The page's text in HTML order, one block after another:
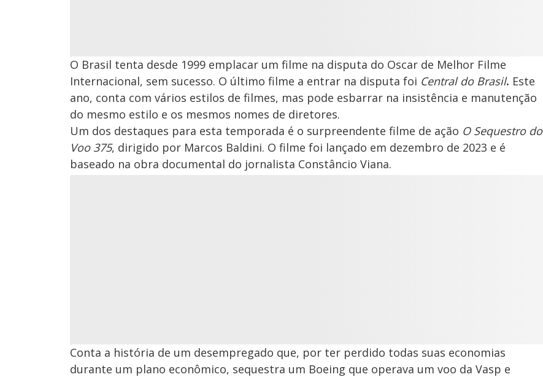
O Brasil tenta desde 1999 emplacar um filme na disputa do Oscar de Melhor Filme
Internacional, sem sucesso. O último filme a entrar na disputa foi Central do Brasil. Este
ano, conta com vários estilos de filmes, mas pode esbarrar na insistência e manutenção
do mesmo estilo e os mesmos nomes de diretores.
Um dos destaques para esta temporada é o surpreendente filme de ação O Sequestro do
Voo 375, dirigido por Marcos Baldini. O filme foi lançado em dezembro de 2023 e é
baseado na obra documental do jornalista Constâncio Viana.
Conta a história de um desempregado que, por ter perdido todas suas economias
durante um plano econômico, sequestra um Boeing que operava um voo da Vasp e